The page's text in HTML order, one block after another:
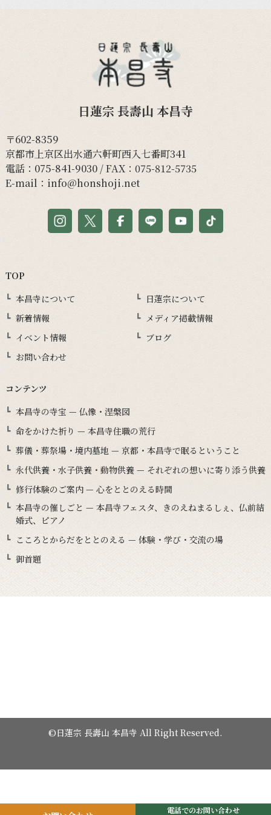
電話でのお問い合わせ
日蓮宗 長壽山 本昌寺
〒602-8359
京都市上京区出水通六軒町西入七番町341
電話： 075-841-9030/ FAX：075-812-5735
E-mail： info@honshoji.net
TOP
本昌寺について
日蓮宗について
新着情報
メディア掲載情報
イベント情報
ブログ
お問い合わせ
コンテンツ
本昌寺の寺宝 — 仏像・涅槃図
命をかけた祈り — 本昌寺住職の荒行
葬儀・葬祭場・境内墓地 — 京都・本昌寺で眠るということ
永代供養・水子供養・動物供養 — それぞれの想いに寄り添う供養
修行体験のご案内 — 心をととのえる時間
本昌寺の催しごと — 本昌寺フェスタ、きのえねまるしぇ、仏前結
婚式、ピアノ
こころとからだをととのえる — 体験・学び・交流の場
御首題
©日蓮宗 長壽山 本昌寺 All Right Reserved.